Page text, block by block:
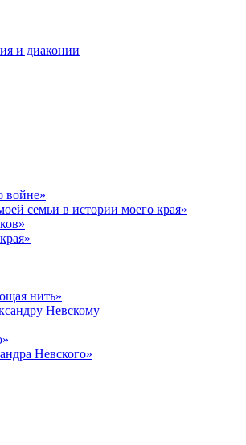
и диаконии
войне»
семьи в истории моего края»
нить»
Невскому
Невского»